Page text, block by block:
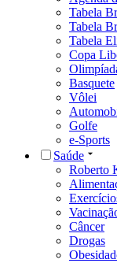
Tabela
Tabela
Tabela
Copa
Basquete
Vôlei
Golfe
e-Sports
Saúde
Roberto
Câncer
Drogas